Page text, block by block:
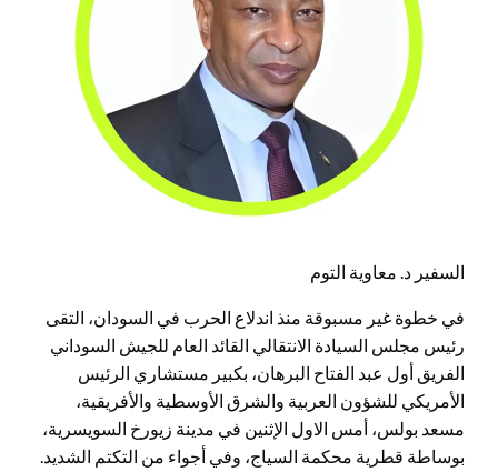
السفير د. معاوية التوم
في خطوة غير مسبوقة منذ اندلاع الحرب في السودان، التقى
رئيس مجلس السيادة الانتقالي القائد العام للجيش السوداني
الفريق أول عبد الفتاح البرهان، بكبير مستشاري الرئيس
الأمريكي للشؤون العربية والشرق الأوسطية والأفريقية،
مسعد بولس، أمس الاول الإثنين في مدينة زيورخ السويسرية،
بوساطة قطرية محكمة السياج، وفي أجواء من التكتم الشديد.